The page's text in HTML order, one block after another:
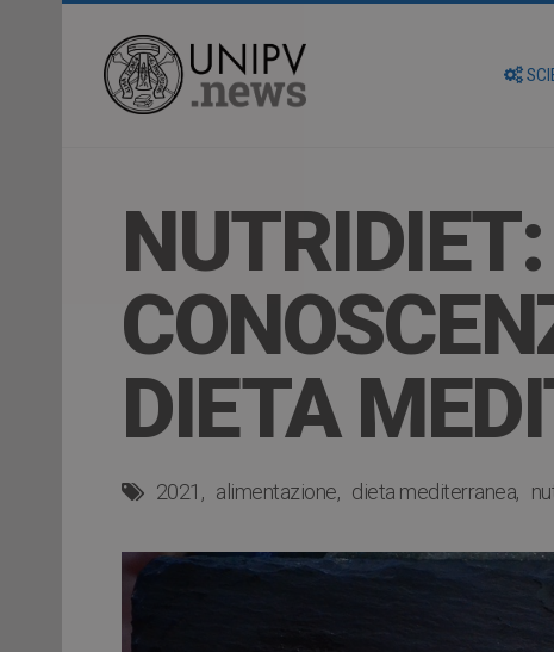
DIETA
2021 alimentazione dieta mediterranea